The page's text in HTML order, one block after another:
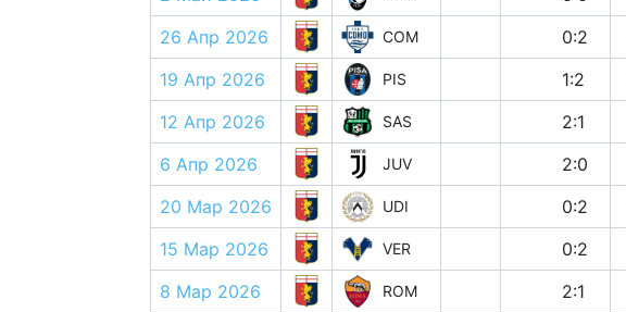
26 Апр 2026 COM 0:2
19 Апр 2026 PIS 1:2
12 Апр 2026 SAS
2:1
6 Апр 2026
JUV 2:0
20 Мар 2026 UDI 0:2
15 Мар 2026 VER 0:2
8 Мар 2026 ROM 2:1